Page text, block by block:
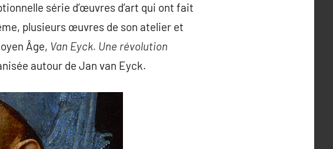
série d’œuvres d’art qui ont fait
plusieurs œuvres de son atelier et
Âge, Van Eyck. Une révolution
autour de Jan van Eyck.